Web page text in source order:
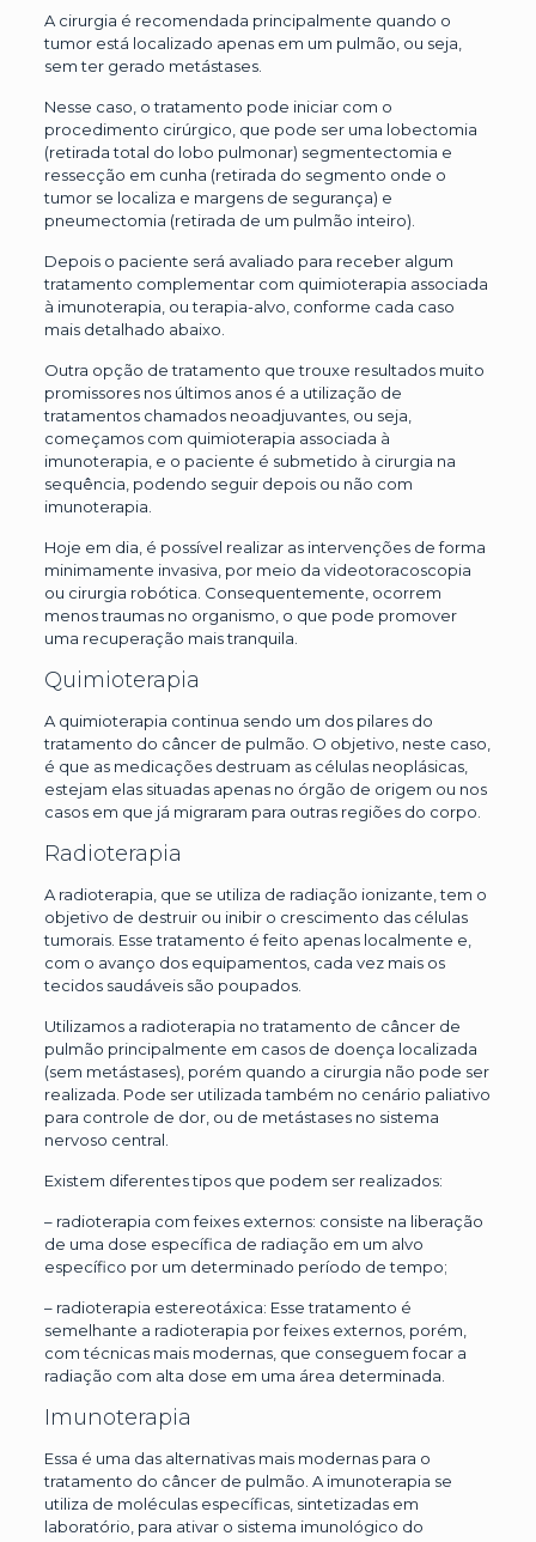
A cirurgia é recomendada principalmente quando o
tumor está localizado apenas em um pulmão, ou seja,
sem ter gerado metástases.
Nesse caso, o tratamento pode iniciar com o
procedimento cirúrgico, que pode ser uma lobectomia
(retirada total do lobo pulmonar) segmentectomia e
ressecção em cunha (retirada do segmento onde o
tumor se localiza e margens de segurança) e
pneumectomia (retirada de um pulmão inteiro).
Depois o paciente será avaliado para receber algum
tratamento complementar com quimioterapia associada
à imunoterapia, ou terapia-alvo, conforme cada caso
mais detalhado abaixo.
Outra opção de tratamento que trouxe resultados muito
promissores nos últimos anos é a utilização de
tratamentos chamados neoadjuvantes, ou seja,
começamos com quimioterapia associada à
imunoterapia, e o paciente é submetido à cirurgia na
sequência, podendo seguir depois ou não com
imunoterapia.
Hoje em dia, é possível realizar as intervenções de forma
minimamente invasiva, por meio da videotoracoscopia
ou cirurgia robótica. Consequentemente, ocorrem
menos traumas no organismo, o que pode promover
uma recuperação mais tranquila.
Quimioterapia
A quimioterapia continua sendo um dos pilares do
tratamento do câncer de pulmão. O objetivo, neste caso,
é que as medicações destruam as células neoplásicas,
estejam elas situadas apenas no órgão de origem ou nos
casos em que já migraram para outras regiões do corpo.
Radioterapia
A radioterapia, que se utiliza de radiação ionizante, tem o
objetivo de destruir ou inibir o crescimento das células
tumorais. Esse tratamento é feito apenas localmente e,
com o avanço dos equipamentos, cada vez mais os
tecidos saudáveis são poupados.
Utilizamos a radioterapia no tratamento de câncer de
pulmão principalmente em casos de doença localizada
(sem metástases), porém quando a cirurgia não pode ser
realizada. Pode ser utilizada também no cenário paliativo
para controle de dor, ou de metástases no sistema
nervoso central.
Existem diferentes tipos que podem ser realizados:
– radioterapia com feixes externos: consiste na liberação
de uma dose específica de radiação em um alvo
específico por um determinado período de tempo;
– radioterapia estereotáxica: Esse tratamento é
semelhante a radioterapia por feixes externos, porém,
com técnicas mais modernas, que conseguem focar a
radiação com alta dose em uma área determinada.
Imunoterapia
Essa é uma das alternativas mais modernas para o
tratamento do câncer de pulmão. A imunoterapia se
utiliza de moléculas específicas, sintetizadas em
laboratório, para ativar o sistema imunológico do